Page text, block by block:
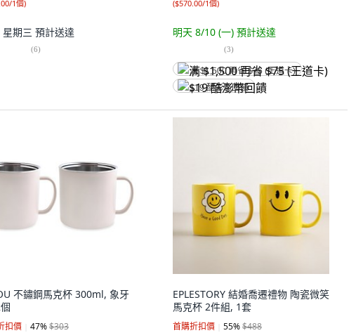
1個)
期三 預計送達
(6)
($570.00/1個)
明天 8/10 (一) 預計送達
(3)
满 $1,500 再省 $75 (王道卡)
$19 酷澎幣回饋
不鏽鋼馬克杯 300ml, 象牙
扣價 47%$303
EPLESTORY 結婚喬遷禮物 陶瓷微笑
馬克杯 2件組, 1套
首購折扣價 55%$488